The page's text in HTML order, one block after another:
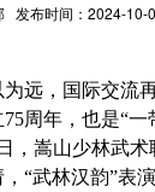
发布时间：2024-
远，国际交流
周年，也是“一
，嵩山少林武
“武林汉韵”表